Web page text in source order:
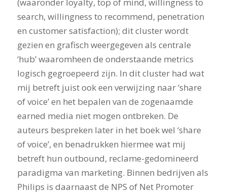
search, willingness to recommend, penetration
en customer satisfaction); dit cluster wordt
gezien en grafisch weergegeven als centrale
‘hub’ waaromheen de onderstaande metrics
logisch gegroepeerd zijn. In dit cluster had wat
mij betreft juist ook een verwijzing naar ‘share
of voice’ en het bepalen van de zogenaamde
earned media niet mogen ontbreken. De
auteurs bespreken later in het boek wel ‘share
of voice’, en benadrukken hiermee wat mij
betreft hun outbound, reclame-gedomineerd
paradigma van marketing. Binnen bedrijven als
Philips is daarnaast de NPS of Net Promoter